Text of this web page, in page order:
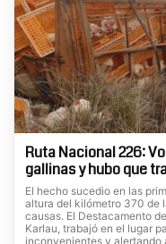
Ruta Nacional 226:
gallinas y hubo que
El hecho sucedio en las
altura del kilómetro 370 de
causas. El Destacamento
Karlau, trabajó en el lugar
inconvenientes y alertando